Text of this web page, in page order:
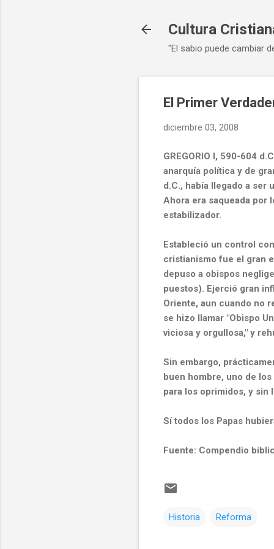
Cultura
"El sabio puede cambiar
El Primer
diciembre 03, 2008
GREGORIO I, 590-604
anarquía política y de
d.C., había llegado a ser
Ahora era saqueada por
estabilizador.
Estableció un control
cristianismo fue el gran
depuso a obispos
puestos). Ejerció gran
Oriente, aun cuando no
se hizo llamar "Obispo
viciosa y orgullosa," y
Sin embargo,
buen hombre, uno de
para los oprimidos, y sin
Sí todos los Papas
Fuente: Compendio
Historia Reforma